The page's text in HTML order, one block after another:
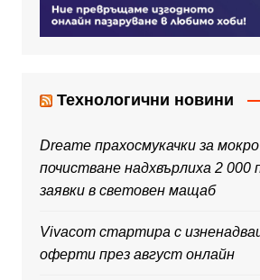
Технологични новини
Dreame прахосмукачки за
почистване надхвърлиха 2
заявки в световен мащаб
Vivacom стартира с
оферти през август онлайн